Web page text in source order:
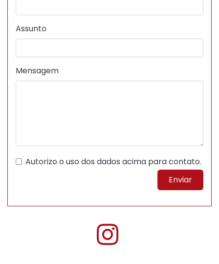
Assunto
Mensagem
Autorizo o uso dos dados acima para contato.
Enviar